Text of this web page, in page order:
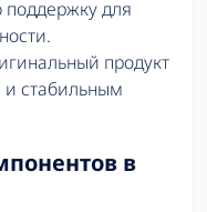
для
продукт
и стабильным
в